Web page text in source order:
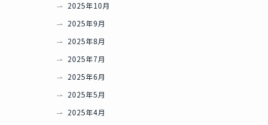
2025年10月
2025年9月
2025年8月
2025年7月
2025年6月
2025年5月
2025年4月